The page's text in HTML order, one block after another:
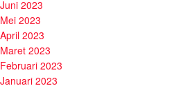
Juni 2023
Mei 2023
April 2023
Maret 2023
Februari 2023
Januari 2023